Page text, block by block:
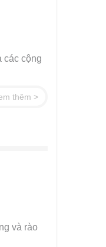
các cộng
thêm >
và rào